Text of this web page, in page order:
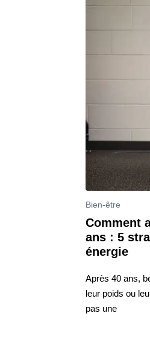
Bien-être
Comment
ans : 5
énergie
Après 40 ans,
leur poids ou
pas une